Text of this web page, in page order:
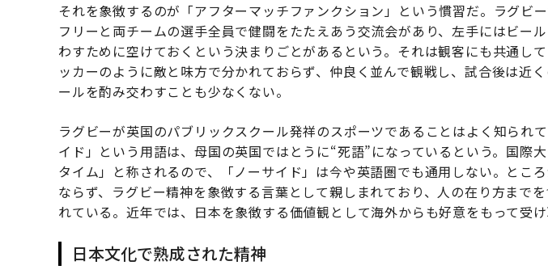
それを象徴するのが「アフターマッチファンクション」という慣習だ。ラグビ
フリーと両チームの選手全員で健闘をたたえあう交流会があり、左手にはビー
わすために空けておくという決まりごとがあるという。それは観客にも共通し
ッカーのように敵と味方で分かれておらず、仲良く並んで観戦し、試合後は近
ールを酌み交わすことも少なくない。
ラグビーが英国のパブリックスクール発祥のスポーツであることはよく知られ
イド」という用語は、母国の英国ではとうに“死語”になっているという。国際
タイム」と称されるので、「ノーサイド」は今や英語圏でも通用しない。とこ
ならず、ラグビー精神を象徴する言葉として親しまれており、人の在り方まで
れている。近年では、日本を象徴する価値観として海外からも好意をもって受け
日本文化で熟成された精神